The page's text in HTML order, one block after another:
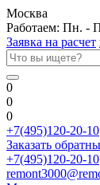
Москва
Работаем: Пн. -
Заявка на расчет
0
0
0
+7(495)120-20-10
Заказать
+7(495)120-20-10